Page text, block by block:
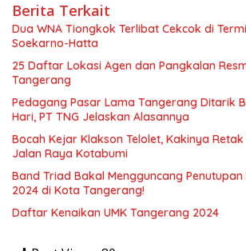
Berita Terkait
Dua WNA Tiongkok Terlibat Cekcok di
Soekarno-Hatta
25 Daftar Lokasi Agen dan Pangkalan
Tangerang
Pedagang Pasar Lama Tangerang Ditarik
Hari, PT TNG Jelaskan Alasannya
Bocah Kejar Klakson Telolet, Kakinya Retak
Jalan Raya Kotabumi
Band Triad Bakal Mengguncang Penutupan
2024 di Kota Tangerang!
Daftar Kenaikan UMK Tangerang 2024